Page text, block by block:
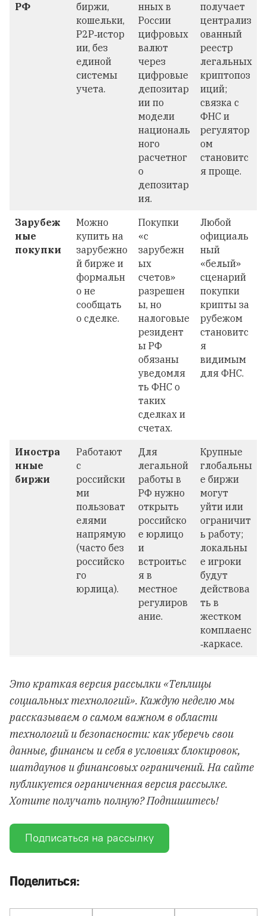
РФ
биржи,
кошельки,
P2P‑истор
ии, без
единой
системы
учета.
нных в
России
цифровых
валют
через
цифровые
депозитар
ии по
модели
националь
ного
расчетног
о
депозитар
ия.
получает
централиз
ованный
реестр
легальных
криптопоз
иций;
связка с
ФНС и
регулятор
ом
становитс
я проще.
Зарубеж
ные
покупки
Можно
купить на
зарубежно
й бирже и
формальн
о не
сообщать
о сделке.
Покупки
«с
зарубежн
ых
счетов»
разрешен
ы, но
налоговые
резидент
ы РФ
обязаны
уведомля
ть ФНС о
таких
сделках и
счетах.
Любой
официаль
ный
«белый»
сценарий
покупки
крипты за
рубежом
становитс
я
видимым
для ФНС.
Иностра
нные
биржи
Работают
с
российски
ми
пользоват
елями
напрямую
(часто без
российско
го
юрлица).
Для
легальной
работы в
РФ нужно
открыть
российско
е юрлицо
и
встроитьс
я в
местное
регулиров
ание.
Крупные
глобальны
е биржи
могут
уйти или
ограничит
ь работу;
локальны
е игроки
будут
действова
ть в
жестком
комплаенс
‑каркасе.
Это краткая версия рассылки «Теплицы
социальных технологий». Каждую неделю мы
рассказываем о самом важном в области
технологий и безопасности: как уберечь свои
данные, финансы и себя в условиях блокировок,
шатдаунов и финансовых ограничений. На сайте
публикуется ограниченная версия рассылке.
Хотите получать полную? Подпишитесь!
Подписаться на рассылку
Поделиться: